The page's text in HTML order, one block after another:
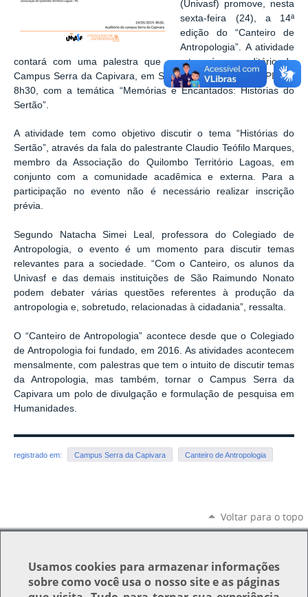
(Univasf) promove, nesta
sexta-feira (24), a 14ª
edição do “Canteiro de
Antropologia”. A atividade
contará com uma palestra que acontecerá no auditório do
Campus Serra da Capivara, em São Raimundo Nonato (PI), às
8h30, com a temática “Memórias e Encantados: Histórias do
Sertão”.
A atividade tem como objetivo discutir o tema “Histórias do
Sertão”, através da fala do palestrante Claudio Teófilo Marques,
membro da Associação do Quilombo Território Lagoas, em
conjunto com a comunidade acadêmica e externa. Para a
participação no evento não é necessário realizar inscrição
prévia.
Segundo Natacha Simei Leal, professora do Colegiado de
Antropologia, o evento é um momento para discutir temas
relevantes para a sociedade. “Com o Canteiro, os alunos da
Univasf e das demais instituições de São Raimundo Nonato
podem debater várias questões referentes à produção da
antropologia e, sobretudo, relacionadas à cidadania”, ressalta.
O “Canteiro de Antropologia” acontece desde que o Colegiado
de Antropologia foi fundado, em 2016. As atividades acontecem
mensalmente, com palestras que tem o intuito de discutir temas
da Antropologia, mas também, tornar o Campus Serra da
Capivara um polo de divulgação e formulação de pesquisa em
Humanidades.
registrado em: Campus Serra da Capivara Canteiro de Antropologia
Voltar para o topo
Usamoscookies para armazenar informações
sobre como você usa o nosso site e as páginas